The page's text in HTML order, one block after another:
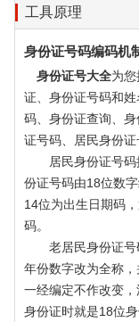
工具原理
身份证号码编码机
身份证号大全为
证、身份证号码和
码、身份证查询、
证号码、居民身份证
居民身份证号码
份证号码由18位数
14位为出生日期码
码。
老居民身份证号
年份数字改为全称
一经编定不作改变
身份证时就是18位身